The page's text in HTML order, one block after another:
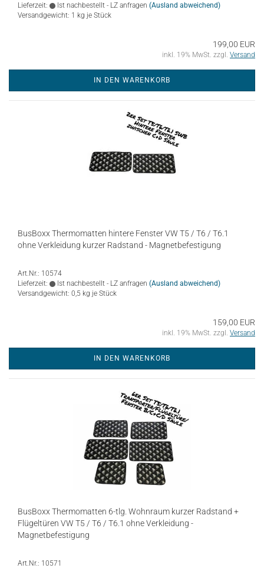
Lieferzeit:
Ist nachbestellt - LZ anfragen (Ausland abweichend)
Versandgewicht: 1 kg je Stück
199,00 EUR
inkl. 19% MwSt. zzgl. Versand
IN DEN WARENKORB
BusBoxx Thermomatten hintere Fenster VW T5 / T6 / T6.1
ohne Verkleidung kurzer Radstand - Magnetbefestigung
Art.Nr.: 10574
Lieferzeit:
Ist nachbestellt - LZ anfragen (Ausland abweichend)
Versandgewicht: 0,5 kg je Stück
159,00 EUR
inkl. 19% MwSt. zzgl. Versand
IN DEN WARENKORB
BusBoxx Thermomatten 6-tlg. Wohnraum kurzer Radstand +
Flügeltüren VW T5 / T6 / T6.1 ohne Verkleidung -
Magnetbefestigung
Art.Nr.: 10571